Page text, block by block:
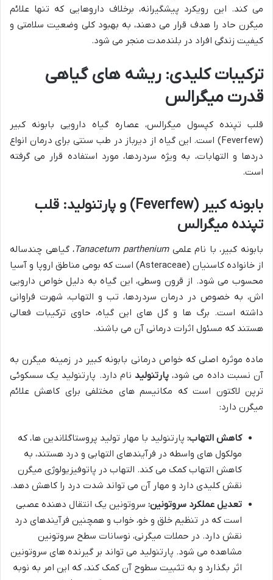
می کند. این رویکرد پیشگیرانه، برخلاف داروهایی که تنها علائم
میگرن حاد را هدف قرار می دهند، به بهبود کلی وضعیت سلامتی و
کیفیت زندگی افراد در بلندمدت منجر می شود.
ترکیبات کلیدی: ریشه های گیاهی
قدرت میگرالس
قلب تپنده کپسول میگرالس، عصاره گیاه دارویی بابونه کبیر
(Feverfew) است. این گیاه از دیرباز در طب سنتی برای درمان انواع
دردها و التهابات، به ویژه سردردها، مورد استفاده قرار می گرفته
است.
بابونه کبیر (Feverfew) و پارتنولید: قلب
تپنده میگرالس
بابونه کبیر، با نام علمیTanacetum parthenium، گیاهی چندساله
از خانواده کاسنیان (Asteraceae) است که بومی مناطق اروپا و آسیا
محسوب می شود. از قرون وسطی، این گیاه به دلیل خواص دارویی
اش، به خصوص در درمان سردردها، تب و التهاب، شهرت فراوانی
داشته است. برگ ها و گل های این گیاه، حاوی ترکیبات فعالی
هستند که مسئول اثرات درمانی آن می باشند.
ماده موثره اصلی که خواص درمانی بابونه کبیر در زمینه میگرن به
آن نسبت داده می شود، پارتنولید نام دارد. پارتنولید یک سسکوئی
ترپن لاکتون است که مکانیسم های مختلفی برای کاهش علائم
میگرن دارد:
کاهش التهاب: پارتنولید با مهار تولید پروستاگلاندین ها، که
مولکول های واسطه در فرآیندهای التهابی و درد هستند، به
کاهش التهاب کمک می کند. التهاب در پاتوفیزیولوژی میگرن
نقش کلیدی دارد و مهار آن می تواند شدت درد را کاهش دهد.
تعدیل عملکرد سروتونین: سروتونین یک انتقال دهنده عصبی
است که در تنظیم خلق و خو، خواب و همچنین فرآیندهای درد
نقش دارد. در حملات میگرنی، نوسانات سطح سروتونین
مشاهده می شود. پارتنولید می تواند بر گیرنده های سروتونین
اثر بگذارد و به تثبیت سطوح آن کمک کند، که این امر به نوبه